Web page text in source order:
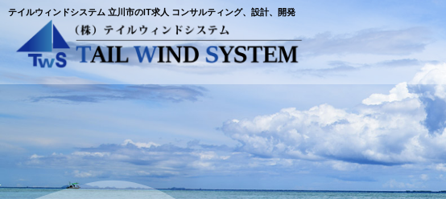
テイルウィンドシステム 立川市のIT求人 コンサルティング、設計、開発